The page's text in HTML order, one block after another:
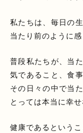
私たちは、毎日の
当たり前のように感
普段私たちが、当
気であること、食
その日々の中で当
とっては本当に幸せ
健康であるという